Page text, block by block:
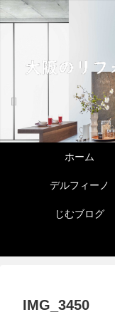
ホーム
デルフィーノ
じむブログ
IMG_3450